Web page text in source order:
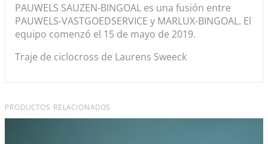
PAUWELS SAUZEN-BINGOAL es una fusión entre
PAUWELS-VASTGOEDSERVICE y MARLUX-BINGOAL. El
equipo comenzó el 15 de mayo de 2019.
Traje de ciclocross de Laurens Sweeck
PRODUCTOS RELACIONADOS